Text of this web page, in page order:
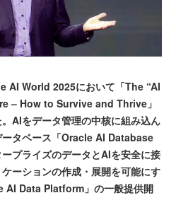
AI World 2025において「The “AI
– How to Survive and Thrive」
AIをデータ管理の中核に組み込ん
タベース「Oracle AI Database
プライズのデータとAIを安全に接
ーションの作成・展開を可能にす
AI Data Platform」の一般提供開